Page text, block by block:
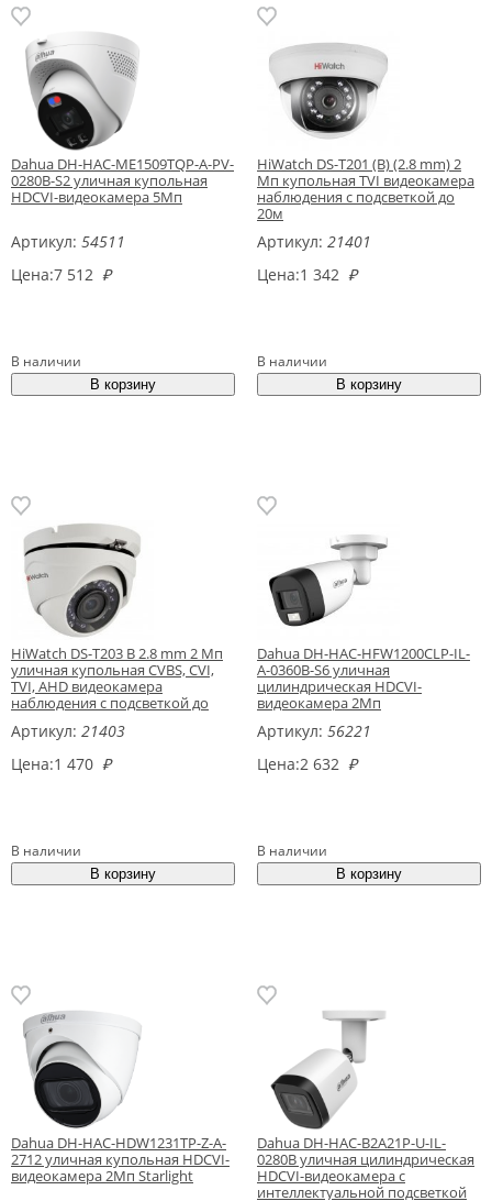
Dahua DH-HAC-ME1509TQP-A-PV-
0280B-S2 уличная купольная
HDCVI-видеокамера 5Mп
Артикул: 54511
Цена:7 512 ₽
В наличии
HiWatch DS-T201 (B) (2.8 mm) 2
Мп купольная TVI видеокамера
наблюдения с подсветкой до
20м
Артикул: 21401
Цена:1 342 ₽
В наличии
HiWatch DS-T203 B 2.8 mm 2 Мп
уличная купольная CVBS, CVI,
TVI, AHD видеокамера
наблюдения с подсветкой до
Артикул: 21403
Цена:1 470 ₽
В наличии
Dahua DH-HAC-HFW1200CLP-IL-
A-0360B-S6 уличная
цилиндрическая HDCVI-
видеокамера 2Мп
Артикул: 56221
Цена:2 632 ₽
В наличии
Dahua DH-HAC-HDW1231TP-Z-A-
2712 уличная купольная HDCVI-
видеокамера 2Mп Starlight
Dahua DH-HAC-B2A21P-U-IL-
0280B уличная цилиндрическая
HDCVI-видеокамера с
интеллектуальной подсветкой